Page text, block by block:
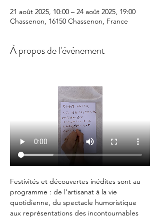
21 août 2025, 10:00 – 24 août 2025, 19:00
Chassenon, 16150 Chassenon, France
À propos de l'événement
Festivités et découvertes inédites sont au
programme : de l'artisanat à la vie
quotidienne, du spectacle humoristique
aux représentations des incontournables